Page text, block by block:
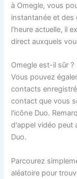
à Omegle, vous
instantanée et
l’heure actuelle, il
direct auxquels
Omegle est-il sûr ?
Vous pouvez
contacts
contact que vous
l'icône Duo.
d'appel vidéo peut
Duo.
Parcourez
aléatoire pour